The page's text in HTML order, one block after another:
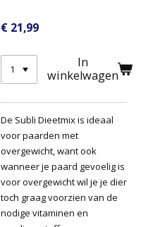
€ 21,99
In
winkelwagen
De Subli Dieetmix is ideaal
voor paarden met
overgewicht, want ook
wanneer je paard gevoelig is
voor overgewicht wil je je dier
toch graag voorzien van de
nodige vitaminen en